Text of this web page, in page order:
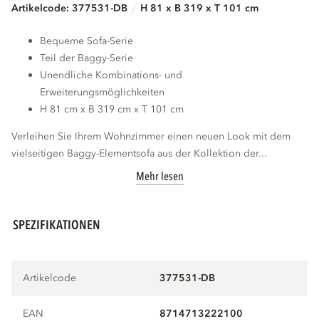
Artikelcode: 377531-DB H 81 x B 319 x T 101 cm
Bequeme Sofa-Serie
Teil der Baggy-Serie
Unendliche Kombinations- und
Erweiterungsmöglichkeiten
H 81 cm x B 319 cm x T 101 cm
Verleihen Sie Ihrem Wohnzimmer einen neuen Look mit dem
vielseitigen Baggy-Elementsofa aus der Kollektion der...
Mehr lesen
SPEZIFIKATIONEN
Artikelcode 377531-DB
EAN 8714713222100